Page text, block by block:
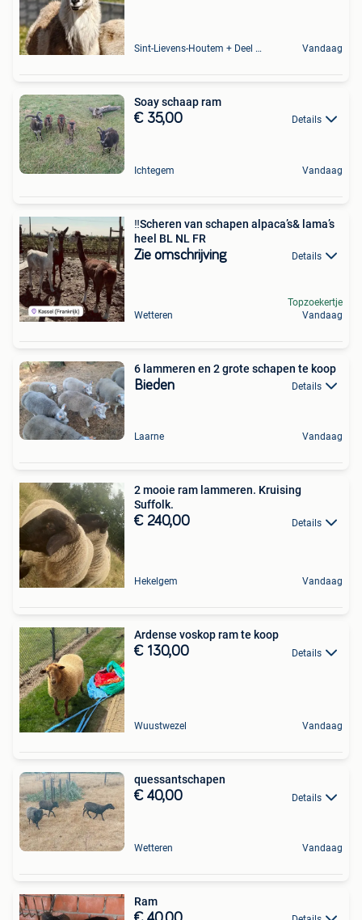
Sint-Lievens-Houtem + Deel Oombergen Vandaag
Soay schaap ram
€ 35,00 Details
Ichtegem Vandaag
‼️Scheren van schapen alpaca’s& lama’s
heel BL NL FR
Zie omschrijving Details
Wetteren
Topzoekertje
Vandaag
6 lammeren en 2 grote schapen te koop
Bieden Details
Laarne Vandaag
2 mooie ram lammeren. Kruising
Suffolk.
€ 240,00 Details
Hekelgem Vandaag
Ardense voskop ram te koop
€ 130,00 Details
Wuustwezel Vandaag
quessantschapen
€ 40,00 Details
Wetteren Vandaag
Ram